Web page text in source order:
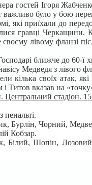
гостей Ігоря
було у бою
які приїхали до
гравці Черкащини.
лівому фланзі
ближче до 60-ї
Медведя з
кілька своїх атак,
і Титов вказав на
Центральний стадіон.
Бурлін, Чорний,
Кобзар.
Білий, Шопін,